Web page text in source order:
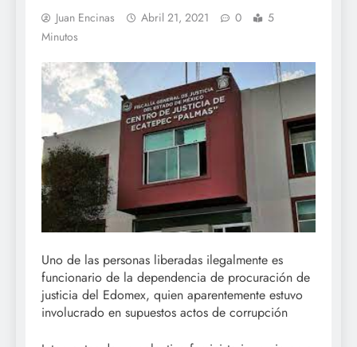
Juan Encinas Abril 21, 2021 0
5
Minutos
Uno de las personas liberadas ilegalmente es
funcionario de la dependencia de procuración de
justicia del Edomex, quien aparentemente estuvo
involucrado en supuestos actos de corrupción